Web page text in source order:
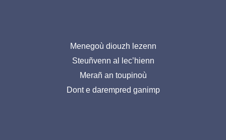
Menegoù diouzh lezenn
Steuñvenn al lec’hienn
Merañ an toupinoù
Dont e darempred ganimp